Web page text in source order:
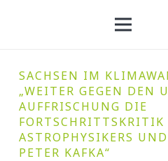
SACHSEN IM
„WEITER GEGEN DEN
AUFFRISCHUNG DIE
FORTSCHRITTSKRITIK
ASTROPHYSIKERS
PETER KAFKA“